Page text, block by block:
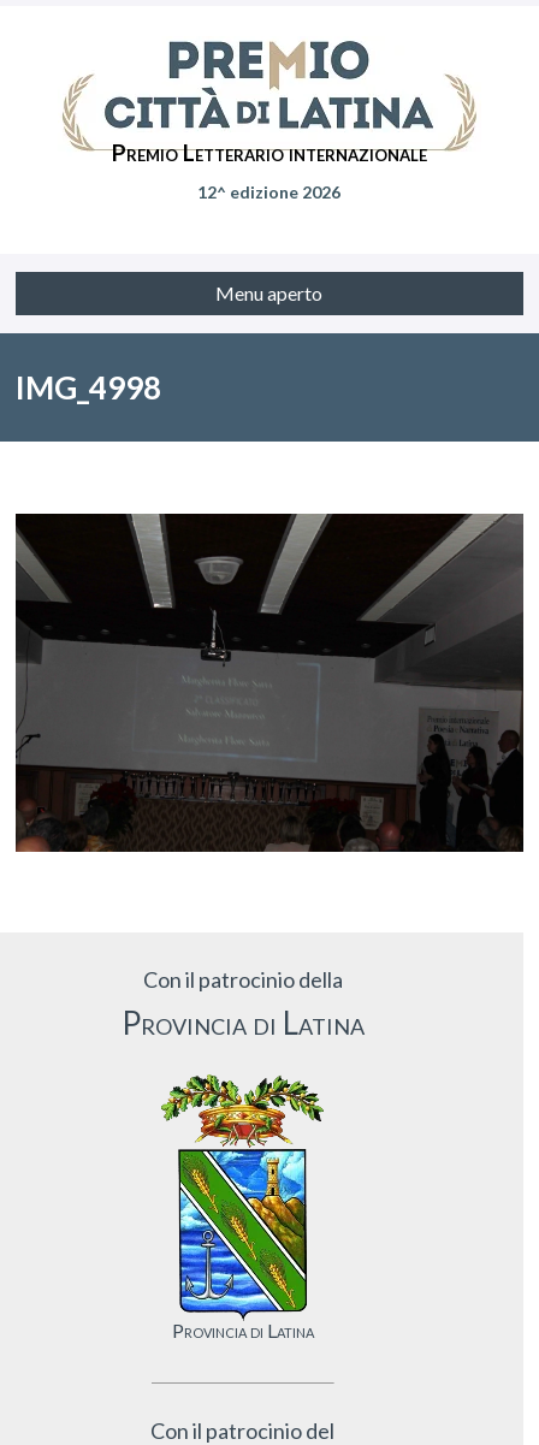
Premio Letterario internazionale
12^ edizione 2026
Menu aperto
IMG_4998
Con il patrocinio della
Provincia di Latina
Provincia di Latina
Con il patrocinio del